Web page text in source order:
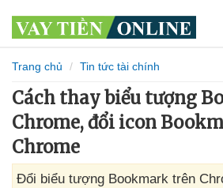
Trang chủ Tin tức tài chính
Cách thay biểu tượng
Chrome, đổi icon
Chrome
Đổi biểu tượng Bookmark trên